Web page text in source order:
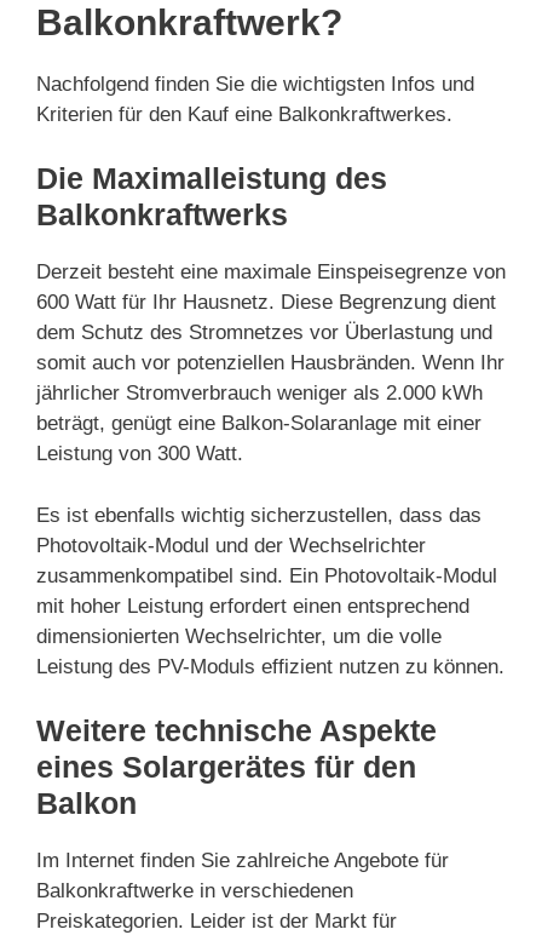
Balkonkraftwerk?
Nachfolgend finden Sie die wichtigsten Infos und
Kriterien für den Kauf eine Balkonkraftwerkes.
Die Maximalleistung des
Balkonkraftwerks
Derzeit besteht eine maximale Einspeisegrenze von
600 Watt für Ihr Hausnetz. Diese Begrenzung dient
dem Schutz des Stromnetzes vor Überlastung und
somit auch vor potenziellen Hausbränden. Wenn Ihr
jährlicher Stromverbrauch weniger als 2.000 kWh
beträgt, genügt eine Balkon-Solaranlage mit einer
Leistung von 300 Watt.
Es ist ebenfalls wichtig sicherzustellen, dass das
Photovoltaik-Modul und der Wechselrichter
zusammenkompatibel sind. Ein Photovoltaik-Modul
mit hoher Leistung erfordert einen entsprechend
dimensionierten Wechselrichter, um die volle
Leistung des PV-Moduls effizient nutzen zu können.
Weitere technische Aspekte
eines Solargerätes für den
Balkon
Im Internet finden Sie zahlreiche Angebote für
Balkonkraftwerke in verschiedenen
Preiskategorien. Leider ist der Markt für